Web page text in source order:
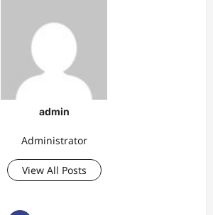
admin
Administrator
View All Posts